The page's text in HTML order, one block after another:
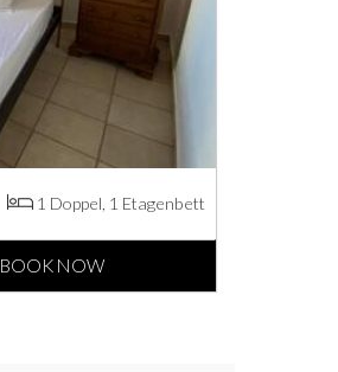
1 Doppel, 1 Etagenbett
BOOK NOW